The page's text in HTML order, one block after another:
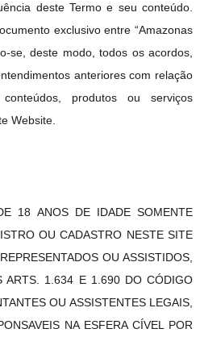
deste Termo e seu conteúdo.
exclusivo entre “Amazonas
se, deste modo, todos os acordos,
anteriores com relação
produtos ou serviços
Website.
18 ANOS DE IDADE SOMENTE
OU CADASTRO NESTE SITE
OU ASSISTIDOS,
ARTS. 1.634 E 1.690 DO CÓDIGO
OU ASSISTENTES LEGAIS,
NA ESFERA CÍVEL POR